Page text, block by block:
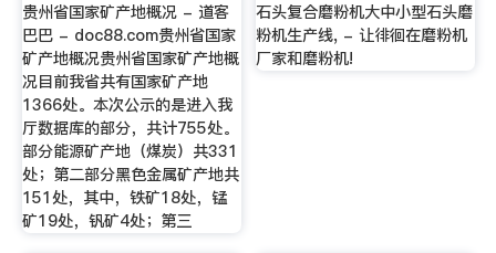
贵州省国家矿产地概况 - 道客
巴巴 - doc88.com贵州省国家
矿产地概况贵州省国家矿产地概
况目前我省共有国家矿产地
1366处。本次公示的是进入我
厅数据库的部分，共计755处。
部分能源矿产地（煤炭）共331
处；第二部分黑色金属矿产地共
151处，其中，铁矿18处，锰
矿19处，钒矿4处；第三
石头复合磨粉机大中小型石头磨
粉机生产线, - 让徘徊在磨粉机
厂家和磨粉机!